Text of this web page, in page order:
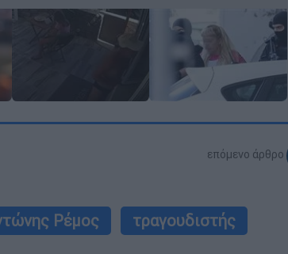
επόμενο άρθρο
Ρέμος
τραγουδιστής